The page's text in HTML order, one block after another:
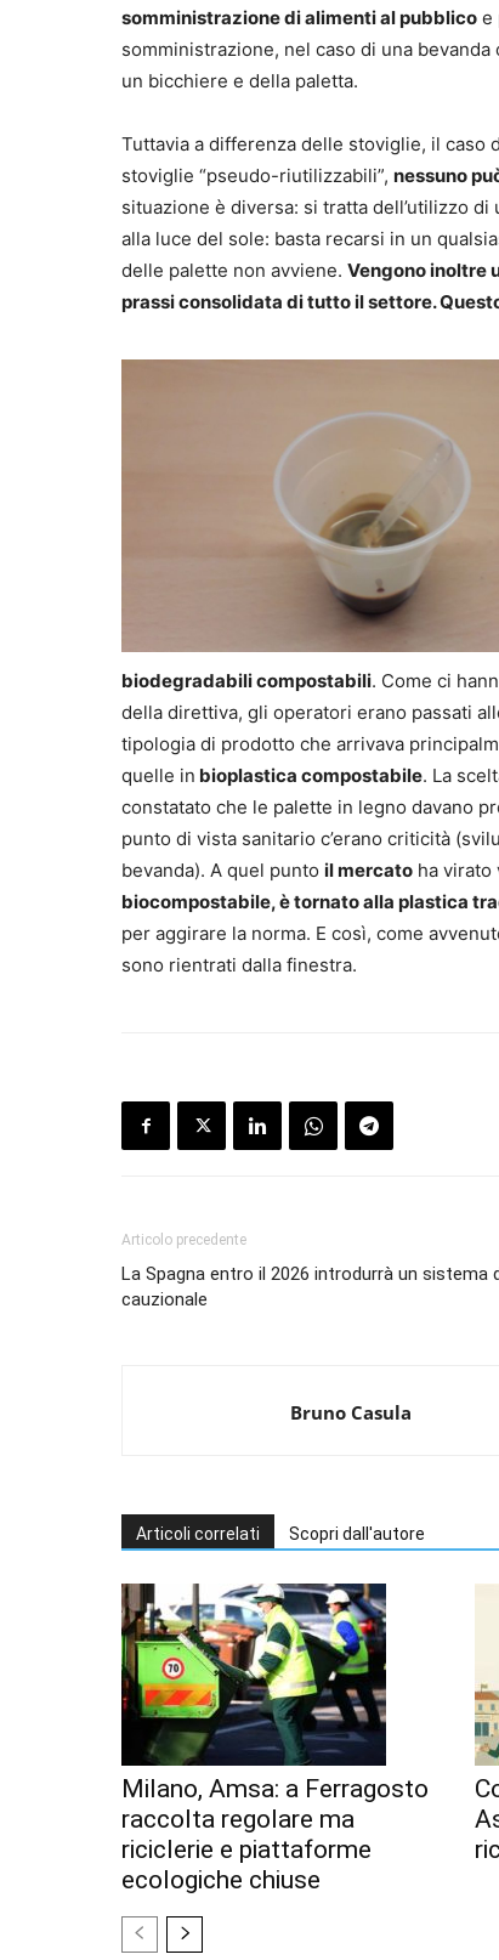
somministrazione di alimenti al pubblico e
somministrazione, nel caso di una bevanda
un bicchiere e della paletta.
Tuttavia a differenza delle stoviglie, il caso
stoviglie “pseudo-riutilizzabili”, nessuno
situazione è diversa: si tratta dell’utilizzo
alla luce del sole: basta recarsi in un
delle palette non avviene. Vengono inoltre
prassi consolidata di tutto il settore.
biodegradabili compostabili. Come ci
della direttiva, gli operatori erano passati
tipologia di prodotto che arrivava
quelle in bioplastica compostabile. La
constatato che le palette in legno davano
punto di vista sanitario c’erano criticità
bevanda). A quel punto il mercato ha virato
biocompostabile, è tornato alla plastica
per aggirare la norma. E così, come
sono rientrati dalla finestra.
Articolo precedente
La Spagna entro il 2026 introdurrà un sistema
cauzionale
Bruno Casula
Articoli correlati Scopri dall'autore
Milano, Amsa: a Ferragosto
raccolta regolare ma
riciclerie e piattaforme
ecologiche chiuse